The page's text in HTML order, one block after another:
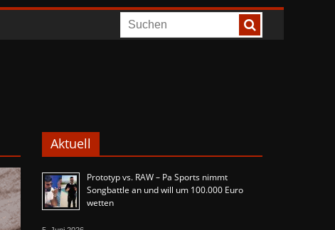
Aktuell
Prototyp vs. RAW – Pa Sports nimmt
Songbattle an und will um 100.000 Euro
wetten